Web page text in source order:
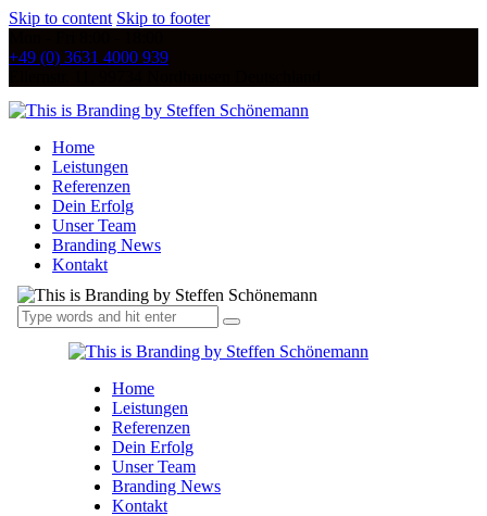
Skip to content Skip to footer
+49 (0) 3631 4000 939
Home
Leistungen
Referenzen
Dein Erfolg
Unser Team
Branding News
Kontakt
Home
Leistungen
Referenzen
Dein Erfolg
Unser Team
Branding News
Kontakt